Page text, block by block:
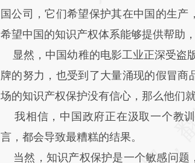
国公司，它们希望保护其在中国的生
希望中国的知识产权体系能够提供帮助
显然，中国幼稚的电影工业正深受盗
牌的努力，也受到了大量涌现的假冒
场的知识产权保护没有信心，那么他们就
我相信，中国政府正在汲取一个教
言，都会导致最糟糕的结果。
当然，知识产权保护是一个敏感问题